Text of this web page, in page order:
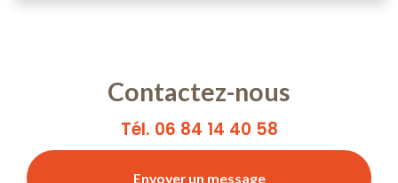
Contactez-nous
Tél. 06 84 14 40 58
Envoyer un message